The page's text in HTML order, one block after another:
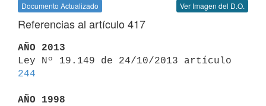
Documento Actualizado Ver Imagen del D.O.
Referencias al artículo 417
AÑO 2013
244
AÑO 1998